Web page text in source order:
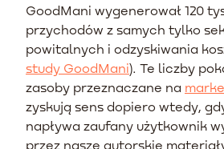
GoodMani wygenerował 120
przychodów z samych tylko
powitalnych i odzyskiwania
study GoodMani). Te liczby
zasoby przeznaczane na
zyskują sens dopiero wtedy,
napływa zaufany użytkownik
przez nasze autorskie